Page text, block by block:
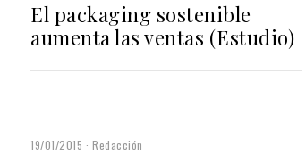
El packaging sostenible
aumenta las ventas (Estudio)
19/01/2015 Redacción